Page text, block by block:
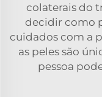
colaterais do
decidir como
cuidados com a
as peles são
pessoa